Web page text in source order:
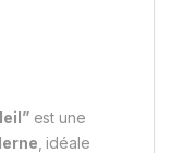
est une
, idéale